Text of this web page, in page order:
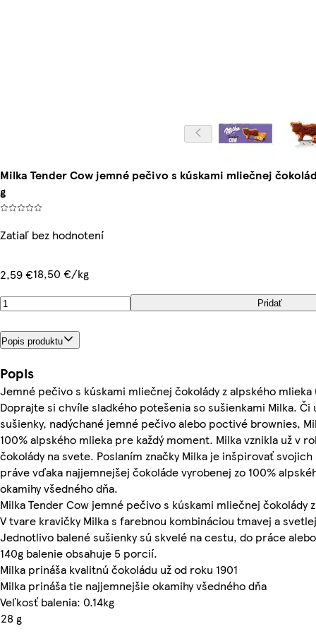
Milka Tender Cow jemné pečivo s kúskami mliečnej
g
Zatiaľ bez hodnotení
2,59 €18,50 €/kg
Pridať
Popis produktu
Popis
Jemné pečivo s kúskami mliečnej čokolády z alpského mlieka
Doprajte si chvíle sladkého potešenia so sušienkami Milka.
sušienky, nadýchané jemné pečivo alebo poctivé brownies,
100% alpského mlieka pre každý moment. Milka vznikla už v
čokolády na svete. Poslaním značky Milka je inšpirovať
práve vďaka najjemnejšej čokoláde vyrobenej zo 100%
okamihy všedného dňa.
Milka Tender Cow jemné pečivo s kúskami mliečnej čokolády
V tvare kravičky Milka s farebnou kombináciou tmavej a
Jednotlivo balené sušienky sú skvelé na cestu, do práce
140g balenie obsahuje 5 porcií.
Milka prináša kvalitnú čokoládu už od roku 1901
Milka prináša tie najjemnejšie okamihy všedného dňa
Veľkosť balenia: 0.14kg
28 g